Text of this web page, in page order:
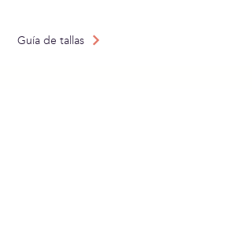
Guía de tallas